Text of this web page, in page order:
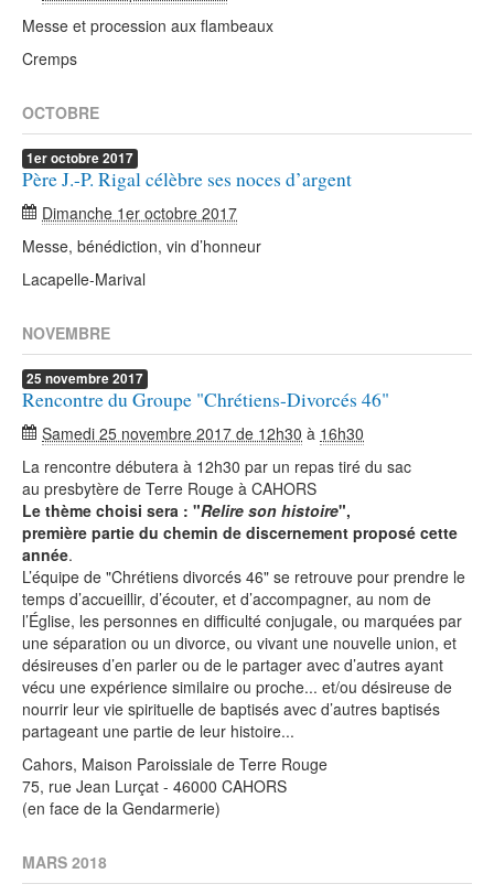
Messe et procession aux flambeaux
Cremps
OCTOBRE
1eroctobre2017
Père J.-P. Rigal célèbre ses noces d’argent
Dimanche 1er octobre 2017
Messe, bénédiction, vin d’honneur
Lacapelle-Marival
NOVEMBRE
25 novembre2017
Rencontre du Groupe "Chrétiens-Divorcés 46"
Samedi 25 novembre 2017 de 12h30 à 16h30
La rencontre débutera à 12h30 par un repas tiré du sac
au presbytère de Terre Rouge à CAHORS
Le thème choisi sera : "Relire son histoire",
première partie du chemin de discernement proposé cette
année.
L’équipe de "Chrétiens divorcés 46" se retrouve pour prendre le
temps d’accueillir, d’écouter, et d’accompagner, au nom de
l’Église, les personnes en difficulté conjugale, ou marquées par
une séparation ou un divorce, ou vivant une nouvelle union, et
désireuses d’en parler ou de le partager avec d’autres ayant
vécu une expérience similaire ou proche... et/ou désireuse de
nourrir leur vie spirituelle de baptisés avec d’autres baptisés
partageant une partie de leur histoire...
Cahors, Maison Paroissiale de Terre Rouge
75, rue Jean Lurçat - 46000 CAHORS
(en face de la Gendarmerie)
MARS 2018